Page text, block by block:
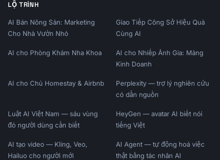
LỘ TRÌNH
AI Bán Nông Sản: Marketing
Cho Nhà Vườn Nhỏ
Giao Tiếp Công Sở Hiệu Quả
Cùng AI
AI cho Phòng Khám Nha Khoa
AI cho Nhiếp Ảnh Gia: Mảng
Kinh Doanh
AI cho Chủ Homestay & Airbnb
Perplexity — trợ lý nghiên cứu
có dẫn nguồn
Luật AI Việt Nam — sáu vùng
đỏ người dùng cần biết
HeyGen — avatar AI biết nói
tiếng Việt
AI tạo video — Kling, Veo,
Hailuo cho người mới
AI Agent — tự động hoá việc
thật bằng tác nhân AI